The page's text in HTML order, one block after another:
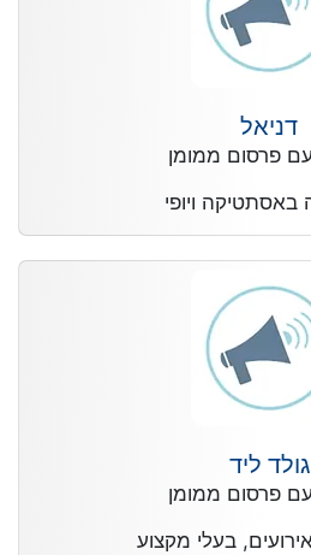
דניאל
פרסום ממומן
ויופי
גולד ליד
פרסום ממומן
בעלי מקצוע